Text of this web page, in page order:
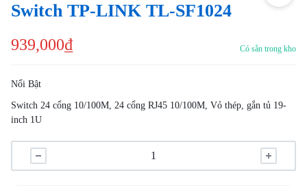
Switch TP-LINK TL-SF1024
939,000₫ Có sẵn trong kho
Nổi Bật
Switch 24 cổng 10/100M, 24 cổng RJ45 10/100M, Vỏ thép, gắn tủ 19-
inch 1U